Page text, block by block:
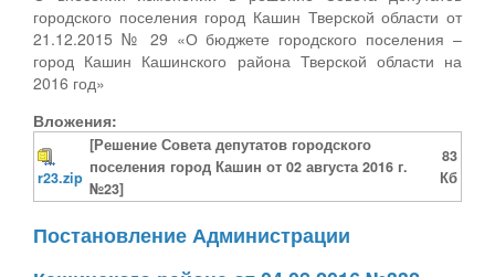
городского поселения город Кашин Тверской области от
21.12.2015 № 29 «О бюджете городского поселения –
город Кашин Кашинского района Тверской области на
2016 год»
Вложения:
r23.zip
[Решение Совета депутатов городского
поселения город Кашин от 02 августа 2016 г.
№23]
83
Кб
Постановление Администрации